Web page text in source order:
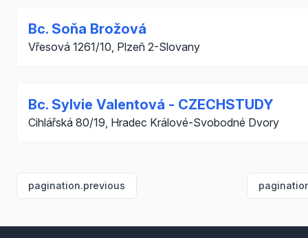
Bc. Soňa Brožová
Vřesová 1261/10, Plzeň 2-Slovany
Bc. Sylvie Valentová - CZECHSTUDY
Cihlářská 80/19, Hradec Králové-Svobodné Dvory
pagination.previous